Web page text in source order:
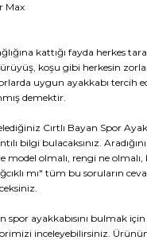
Max
kattığı fayda herkes
koşu gibi herkesin
uygun ayakkabı tercih
demektir.
Cırtlı Bayan Spor
bilgi bulacaksınız.
olmalı, rengi ne olmalı,
mı" tüm bu soruların
spor ayakkabısını bulmak
inceleyebilirsiniz.